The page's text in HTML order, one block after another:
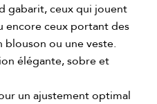
gabarit, ceux qui jouent
encore ceux portant des
blouson ou une veste.
élégante, sobre et
un ajustement optimal